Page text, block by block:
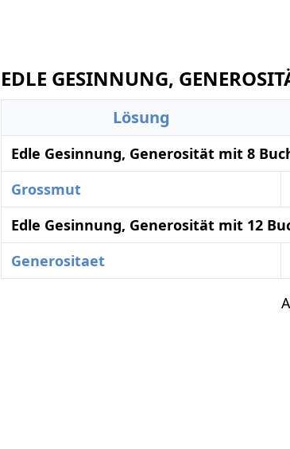
EDLE GESINNUNG,
Lösung
Edle Gesinnung, Generosität mit 8
Grossmut
Edle Gesinnung, Generosität mit 12
Generositaet